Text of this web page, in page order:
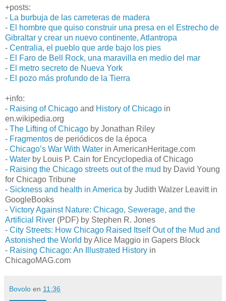
+posts:
- La burbuja de las carreteras de madera
- El hombre que quiso construir una presa en el Estrecho de
Gibraltar y crear un nuevo continente, Atlantropa
- Centralia, el pueblo que arde bajo los pies
- El Faro de Bell Rock, una maravilla en medio del mar
- El metro secreto de Nueva York
- El pozo más profundo de la Tierra
+info:
- Raising of Chicago and History of Chicago in
en.wikipedia.org
- The Lifting of Chicago by Jonathan Riley
- Fragmentos de periódicos de la época
- Chicago’s War With Water in AmericanHeritage.com
- Water by Louis P. Cain for Encyclopedia of Chicago
- Raising the Chicago streets out of the mud by David Young
for Chicago Tribune
- Sickness and health in America by Judith Walzer Leavitt in
GoogleBooks
- Victory Against Nature: Chicago, Sewerage, and the
Artificial River (PDF) by Stephen R. Jones
- City Streets: How Chicago Raised Itself Out of the Mud and
Astonished the World by Alice Maggio in Gapers Block
- Raising Chicago: An Illustrated History in
ChicagoMAG.com
Bovolo en 11:36